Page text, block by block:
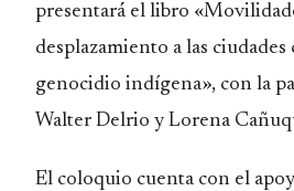
presentará el libro
desplazamiento a las
genocidio indígena», con la
Walter Delrio y Lorena
El coloquio cuenta con el